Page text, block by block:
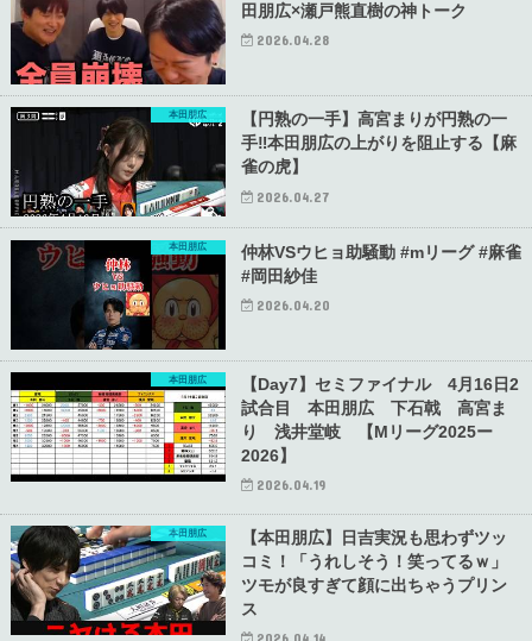
田朋広×瀬戸熊直樹の神トーク
2026.04.28
本田朋広
【円熟の一手】高宮まりが円熟の一
手‼本田朋広の上がりを阻止する【麻
雀の虎】
2026.04.27
本田朋広
仲林VSウヒョ助騒動 #mリーグ #麻雀
#岡田紗佳
2026.04.20
本田朋広
【Day7】セミファイナル 4月16日2
試合目 本田朋広 下石戟 高宮ま
り 浅井堂岐 【Mリーグ2025ー
2026】
2026.04.19
本田朋広
【本田朋広】日吉実況も思わずツッ
コミ！「うれしそう！笑ってるｗ」
ツモが良すぎて顔に出ちゃうプリン
ス